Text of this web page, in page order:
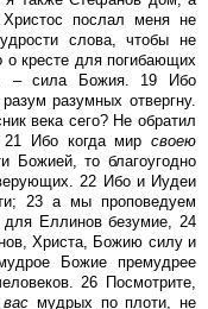
послал меня не
слова, чтобы не
о кресте для погибающих
– сила Божия. 19 Ибо
разумных отвергну.
века сего? Не обратил
Ибо когда мир своею
Божией, то благоугодно
22 Ибо и Иудеи
23 а мы проповедуем
для Еллинов безумие, 24
Христа, Божию силу и
Божие премудрее
26 Посмотрите,
вас мудрых по плоти, не